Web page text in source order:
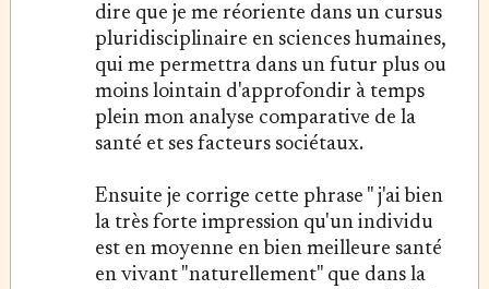
dire que je me réoriente dans un cursus
pluridisciplinaire en sciences humaines,
qui me permettra dans un futur plus ou
moins lointain d'approfondir à temps
plein mon analyse comparative de la
santé et ses facteurs sociétaux.
Ensuite je corrige cette phrase " j'ai bien
la très forte impression qu'un individu
est en moyenne en bien meilleure santé
en vivant "naturellement" que dans la